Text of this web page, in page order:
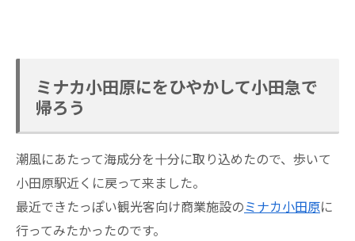
ミナカ小田原にをひやかして小田急で
帰ろう
潮風にあたって海成分を十分に取り込めたので、歩いて
小田原駅近くに戻って来ました。
最近できたっぽい観光客向け商業施設のミナカ小田原に
行ってみたかったのです。